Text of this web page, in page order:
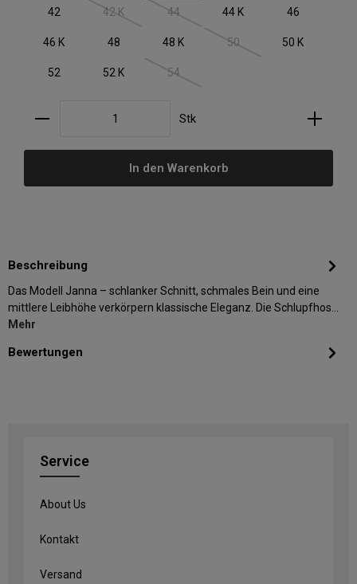
42 42 K(Diese Option ist zurzeit nicht verfügbar.)
44(Diese Option ist zurzeit nicht verfügbar.)
44 K 46
46 K 48 48 K 50(Diese Option ist zurzeit
50 K
52 52 K 54(Diese Option ist zurzeit nicht verfügbar.)
Produkt Anzahl: Gib den gewünschten Wert ein
Stk
In den Warenkorb
Beschreibung
Das Modell Janna – schlanker Schnitt, schmales Bein und eine
mittlere Leibhöhe verkörpern klassische Eleganz. Die Schlupfhos…
Mehr
Bewertungen
Service
About Us
Kontakt
Versand